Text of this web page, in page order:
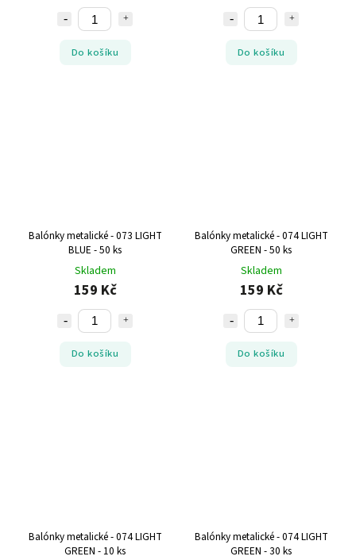
Do košíku Do košíku
Balónky metalické - 073 LIGHT
BLUE - 50 ks
Skladem
159 Kč
Do košíku
Balónky metalické - 074 LIGHT
GREEN - 50 ks
Skladem
159 Kč
Do košíku
Balónky metalické - 074 LIGHT
GREEN - 10 ks
Balónky metalické - 074 LIGHT
GREEN - 30 ks